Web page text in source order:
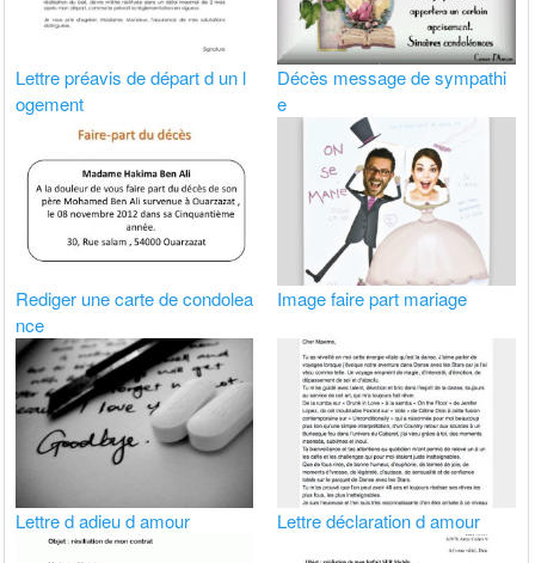
Lettre préavis de départ d un l
ogement
Décès message de sympathi
e
Rediger une carte de condolea
nce
Image faire part mariage
Lettre d adieu d amour Lettre déclaration d amour